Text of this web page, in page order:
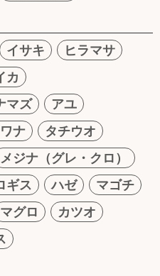
イサキ
ヒラマサ
カ
マズ
アユ
ナ
タチウオ
メジナ（グレ・クロ）
ギス ハゼ
マゴチ
マグロ
カツオ